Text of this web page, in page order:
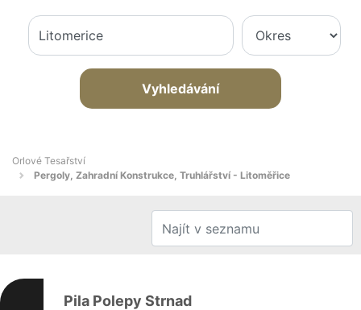
Vyhledávání
Orlové Tesařství
Pergoly, Zahradní Konstrukce, Truhlářství - Litoměřice
Pila Polepy Strnad